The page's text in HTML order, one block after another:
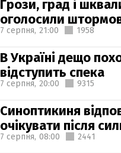
Грози, град і
оголосили
7 серпня, 21:00 1958
В Україні дещо
відступить спека
7 серпня, 20:00 9315
Синоптикиня
очікувати після
7 серпня, 08:00 2441